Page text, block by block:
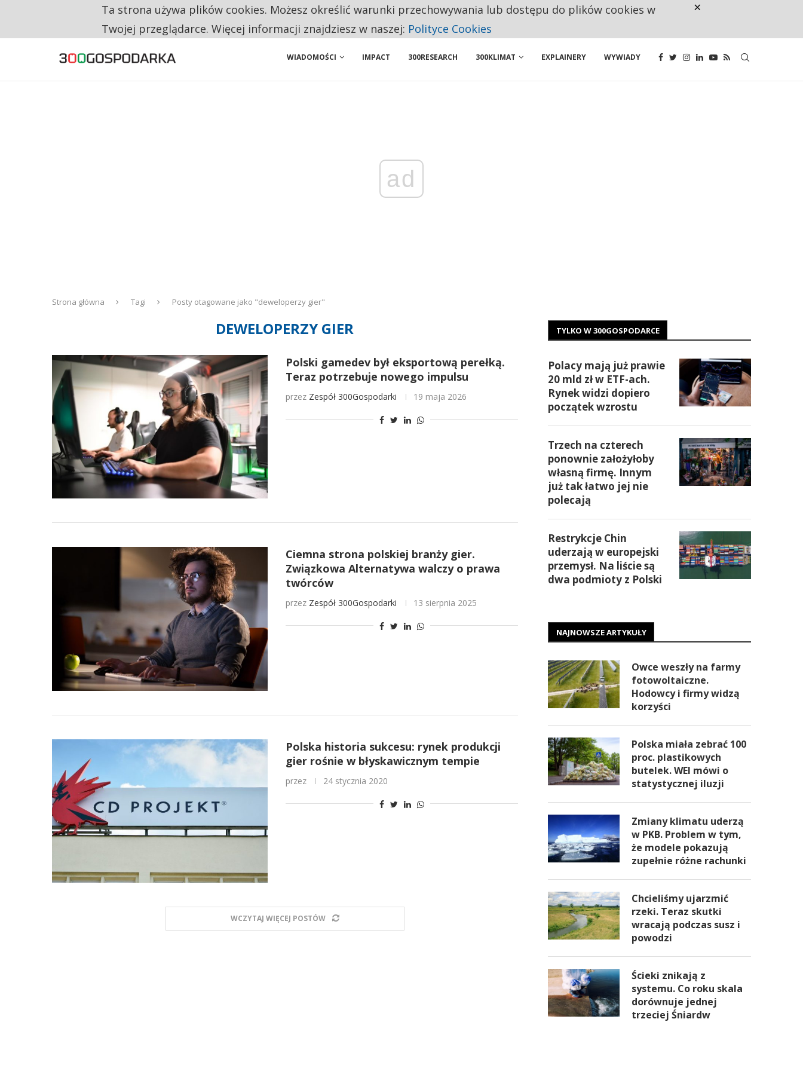
TRZECH NA CZTERECH PONOWNIE ZAŁOŻYŁOBY WŁASNĄ FIRMĘ. INNYM JUŻ TAK ŁATWO JEJ NIE POLECAJĄ
WIADOMOŚCI IMPACT 300RESEARCH 300KLIMAT EXPLAINERY WYWIADY
ad
Strona główna Tagi Posty otagowane jako "deweloperzy gier"
DEWELOPERZY GIER
Polski gamedev był eksportową perełką.
Teraz potrzebuje nowego impulsu
przez Zespół 300Gospodarki 19 maja 2026
Ciemna strona polskiej branży gier.
Związkowa Alternatywa walczy o prawa
twórców
przez Zespół 300Gospodarki 13 sierpnia 2025
Polska historia sukcesu: rynek produkcji
gier rośnie w błyskawicznym tempie
przez 24 stycznia 2020
WCZYTAJ WIĘCEJ POSTÓW
TYLKO W 300GOSPODARCE
Polacy mają już prawie
20 mld zł w ETF-ach.
Rynek widzi dopiero
początek wzrostu
Trzech na czterech
ponownie założyłoby
własną firmę. Innym
już tak łatwo jej nie
polecają
Restrykcje Chin
uderzają w europejski
przemysł. Na liście są
dwa podmioty z Polski
NAJNOWSZE ARTYKUŁY
Owce weszły na farmy
fotowoltaiczne.
Hodowcy i firmy widzą
korzyści
Polska miała zebrać 100
proc. plastikowych
butelek. WEI mówi o
statystycznej iluzji
Zmiany klimatu uderzą
w PKB. Problem w tym,
że modele pokazują
zupełnie różne rachunki
Chcieliśmy ujarzmić
rzeki. Teraz skutki
wracają podczas susz i
powodzi
Ścieki znikają z
systemu. Co roku skala
dorównuje jednej
trzeciej Śniardw
Ta strona używa plików cookies. Możesz określić warunki przechowywania lub dostępu do plików cookies w
Twojej przeglądarce. Więcej informacji znajdziesz w naszej: Polityce Cookies
×